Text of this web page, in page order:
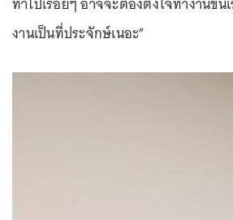
งานเป็นที่ประจักษ์เนอะ”